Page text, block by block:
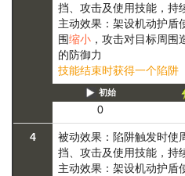
挡、攻击及使用技能 ，持
主动效果：架设机动护盾
围缩小 ，攻击对目标周
的防御力
技能结束时获得一个陷阱
初始
0
4 被动效果：陷阱触发时使
挡、攻击及使用技能 ，持
主动效果：架设机动护盾